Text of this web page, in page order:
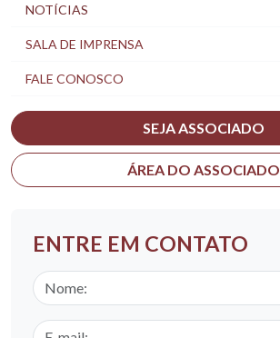
NOTÍCIAS
SALA DE IMPRENSA
FALE CONOSCO
SEJA ASSOCIADO
ÁREA DO ASSOCIADO
ENTRE EM CONTATO
Nome
E-mail